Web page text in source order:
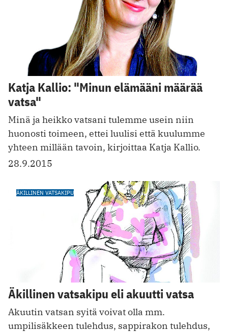
Katja Kallio: "Minun elämääni määrää
vatsa"
Minä ja heikko vatsani tulemme usein niin
huonosti toimeen, ettei luulisi että kuulumme
yhteen millään tavoin, kirjoittaa Katja Kallio.
28.9.2015
ÄKILLINEN VATSAKIPU
Äkillinen vatsakipu eli akuutti vatsa
Akuutin vatsan syitä voivat olla mm.
umpilisäkkeen tulehdus, sappirakon tulehdus,